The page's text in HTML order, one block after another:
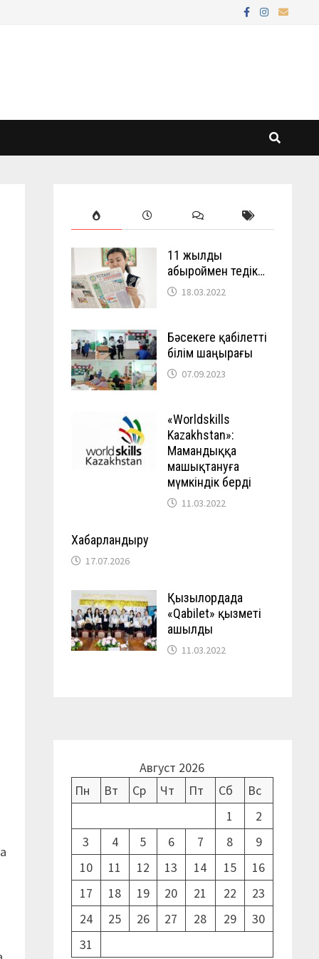
11 жылды
абыроймен өтедік…
18.03.2022
Бәсекеге қабілетті
білім шаңырағы
07.09.2023
«Worldskills
Kazakhstan»:
Мамандыққа
машықтануға
мүмкіндік берді
11.03.2022
Хабарландыру
17.07.2026
Қызылордада
«Qabilet» қызметі
ашылды
11.03.2022
Август 2026
Пн
Вт Ср Чт Пт Сб
Вс
1
2
3
4 5 6 7 8
9
10
11 12 13 14 15
16
17
18 19 20 21 22
23
24
25 26 27 28 29
30
31